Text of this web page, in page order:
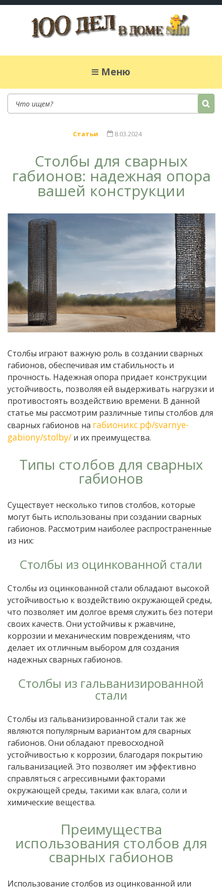
простые рецепты.Меню
Статьи 8.03.2024
Столбы для сварных
габионов: надежная опора
вашей конструкции
Столбы играют важную роль в создании сварных
габионов, обеспечивая им стабильность и
прочность. Надежная опора придает конструкции
устойчивость, позволяя ей выдерживать нагрузки и
противостоять воздействию времени. В данной
статье мы рассмотрим различные типы столбов для
сварных габионов на габионикс.рф/svarnye-
gabiony/stolby/ и их преимущества.
Типы столбов для сварных
габионов
Существует несколько типов столбов, которые
могут быть использованы при создании сварных
габионов. Рассмотрим наиболее распространенные
из них:
Столбы из оцинкованной стали
Столбы из оцинкованной стали обладают высокой
устойчивостью к воздействию окружающей среды,
что позволяет им долгое время служить без потери
своих качеств. Они устойчивы к ржавчине,
коррозии и механическим повреждениям, что
делает их отличным выбором для создания
надежных сварных габионов.
Столбы из гальванизированной
стали
Столбы из гальванизированной стали так же
являются популярным вариантом для сварных
габионов. Они обладают превосходной
устойчивостью к коррозии, благодаря покрытию
гальванизацией. Это позволяет им эффективно
справляться с агрессивными факторами
окружающей среды, такими как влага, соли и
химические вещества.
Преимущества
использования столбов для
сварных габионов
Использование столбов из оцинкованной или